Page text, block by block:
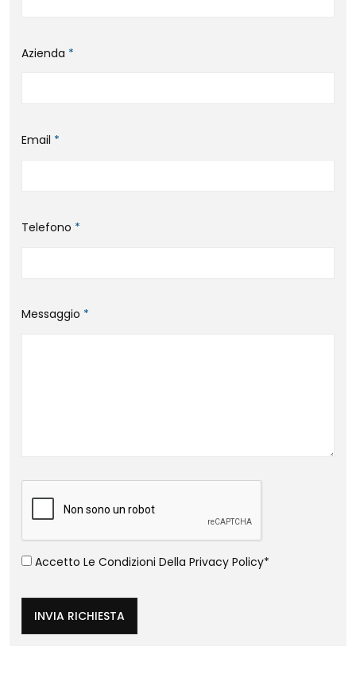
Azienda *
Email *
Telefono *
Messaggio *
Accetto Le Condizioni Della Privacy Policy*
INVIA RICHIESTA